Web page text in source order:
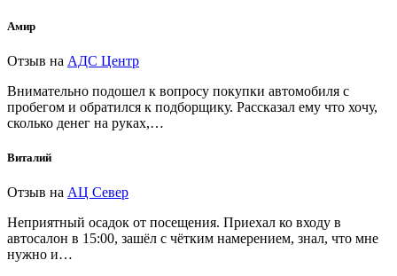
Амир
Отзыв на АДС Центр
Внимательно подошел к вопросу покупки автомобиля с
пробегом и обратился к подборщику. Рассказал ему что хочу,
сколько денег на руках,…
Виталий
Отзыв на АЦ Север
Неприятный осадок от посещения. Приехал ко входу в
автосалон в 15:00, зашёл с чётким намерением, знал, что мне
нужно и…